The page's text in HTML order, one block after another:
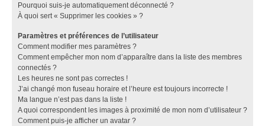
Pourquoi suis-je automatiquement déconnecté ?
À quoi sert « Supprimer les cookies » ?
Paramètres et préférences de l’utilisateur
Comment modifier mes paramètres ?
Comment empêcher mon nom d’apparaître dans la liste des membres
connectés ?
Les heures ne sont pas correctes !
J’ai changé mon fuseau horaire et l’heure est toujours incorrecte !
Ma langue n’est pas dans la liste !
A quoi correspondent les images à proximité de mon nom d’utilisateur ?
Comment puis-je afficher un avatar ?